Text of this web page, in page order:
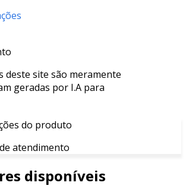
deste site são meramente
geradas por I.A para
do produto
atendimento
disponíveis